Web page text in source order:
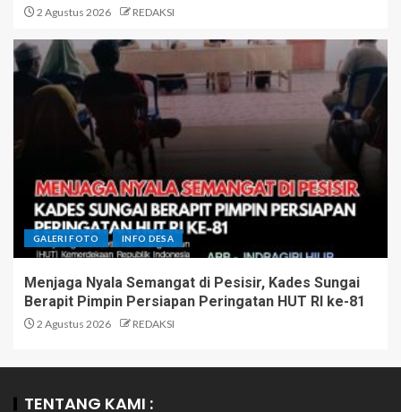
2 Agustus 2026 REDAKSI
GALERI FOTO INFO DESA
Menjaga Nyala Semangat di Pesisir, Kades Sungai
Berapit Pimpin Persiapan Peringatan HUT RI ke-81
2 Agustus 2026 REDAKSI
TENTANG KAMI :